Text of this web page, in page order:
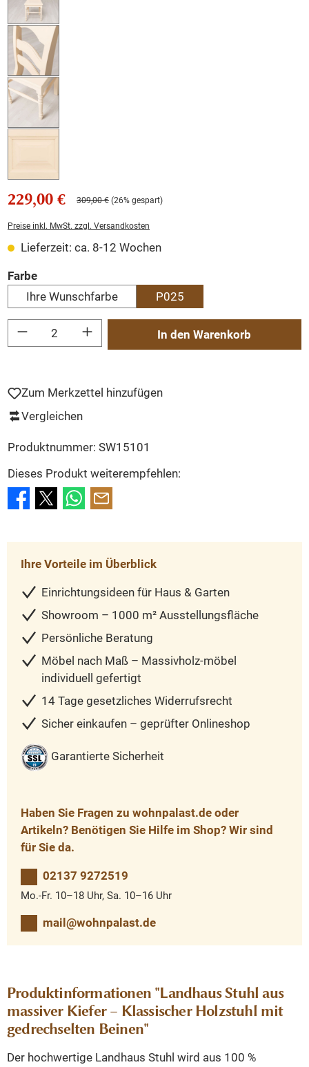
229,00 € 309,00 € (26% gespart)
Preise inkl. MwSt. zzgl. Versandkosten
Lieferzeit: ca. 8-12 Wochen
Farbeauswählen
Ihre Wunschfarbe
P025
Produkt Anzahl: Gib den gewünschten Wert ein oder benutze die Schaltflächen
In den Warenkorb
Zum Merkzettel hinzufügen
Vergleichen
Produktnummer: SW15101
Dieses Produkt weiterempfehlen:
Ihre Vorteile im Überblick
Einrichtungsideen für Haus & Garten
Showroom – 1000 m² Ausstellungsfläche
Persönliche Beratung
Möbel nach Maß – Massivholz-möbel
individuell gefertigt
14 Tage gesetzliches Widerrufsrecht
Sicher einkaufen – geprüfter Onlineshop
Garantierte Sicherheit
Haben Sie Fragen zu wohnpalast.de oder
Artikeln? Benötigen Sie Hilfe im Shop? Wir sind
für Sie da.
02137 9272519
Mo.-Fr. 10–18 Uhr, Sa. 10–16 Uhr
mail@wohnpalast.de
Produktinformationen "Landhaus Stuhl aus
massiver Kiefer – Klassischer Holzstuhl mit
gedrechselten Beinen"
Der hochwertige Landhaus Stuhl wird aus 100 %